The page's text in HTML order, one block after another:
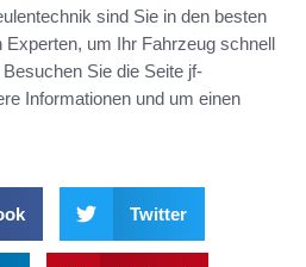
sind Sie in den besten
Experten, um Ihr Fahrzeug schnell
Sie die Seite jf-
Informationen und um einen
Twitter